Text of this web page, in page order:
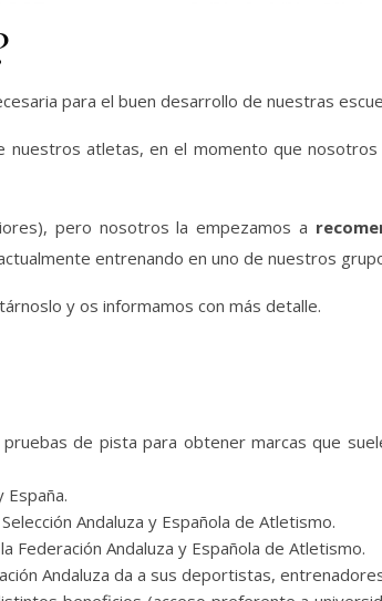
para el buen desarrollo de nuestras
nuestros atletas, en el momento que
pero nosotros la empezamos a
entrenando en uno de nuestros
y os informamos con más detalle.
de pista para obtener marcas que
España.
Andaluza y Española de Atletismo.
Andaluza y Española de Atletismo.
Andaluza da a sus deportistas,